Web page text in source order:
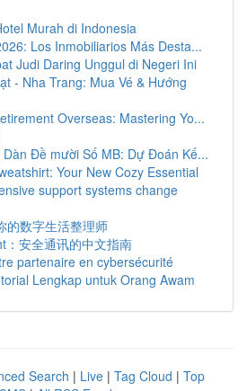
Murah di Indonesia
Los Inmobiliarios Más Desta...
Judi Daring Unggul di Negeri Ini
- Nha Trang: Mua Vé & Hướng
Overseas: Mastering Yo...
Đề mười Số MB: Dự Đoán Kế...
Your New Cozy Essential
support systems change
的数字生活整理师
：安全通讯的中文指南
partenaire en cybersécurité
Lengkap untuk Orang Awam
Search | Live | Tag Cloud | Top